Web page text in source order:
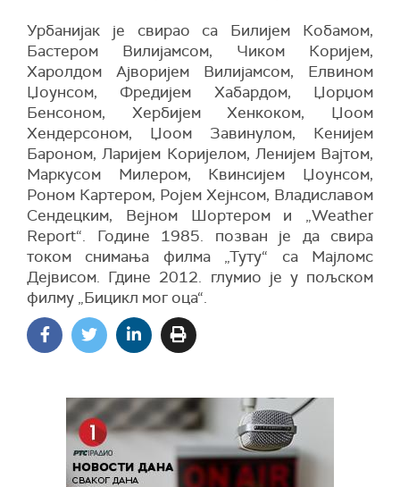
Урбанијак је свирао са Билијем Кобамом,
Бастером Вилијамсом, Чиком Коријем,
Харолдом Ајворијем Вилијамсом, Елвином
Џоунсом, Фредијем Хабардом, Џорџом
Бенсоном, Хербијем Хенкоком, Џоом
Хендерсоном, Џоом Завинулом, Кенијем
Бароном, Ларијем Коријелом, Ленијем Вајтом,
Маркусом Милером, Квинсијем Џоунсом,
Роном Картером, Ројем Хејнсом, Владиславом
Сендецким, Вејном Шортером и „Weather
Report“. Године 1985. позван је да свира
током снимања филма „Туту“ са Мајломс
Дејвисом. Гдине 2012. глумио је у пољском
филму „Бицикл мог оца“.